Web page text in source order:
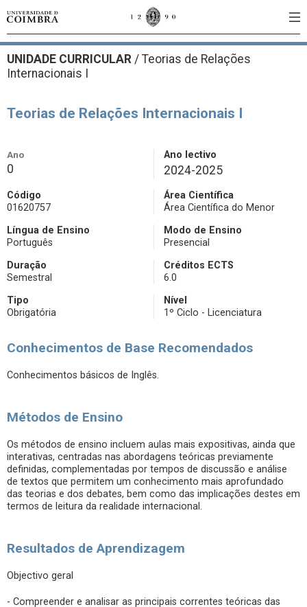
UNIDADE CURRICULAR / Teorias de Relações
Internacionais I
Teorias de Relações Internacionais I
Ano
0
Ano lectivo
2024-2025
Código
01620757
Área Científica
Área Científica do Menor
Língua de Ensino
Português
Modo de Ensino
Presencial
Duração
Semestral
Créditos ECTS
6.0
Tipo
Obrigatória
Nível
1º Ciclo - Licenciatura
Conhecimentos de Base Recomendados
Conhecimentos básicos de Inglês.
Métodos de Ensino
Os métodos de ensino incluem aulas mais expositivas, ainda que
interativas, centradas nas abordagens teóricas previamente
definidas, complementadas por tempos de discussão e análise
de textos que permitem um conhecimento mais aprofundado
das teorias e dos debates, bem como das implicações destes em
termos de leitura da realidade internacional.
Resultados de Aprendizagem
Objectivo geral
- Compreender e analisar as principais correntes teóricas das